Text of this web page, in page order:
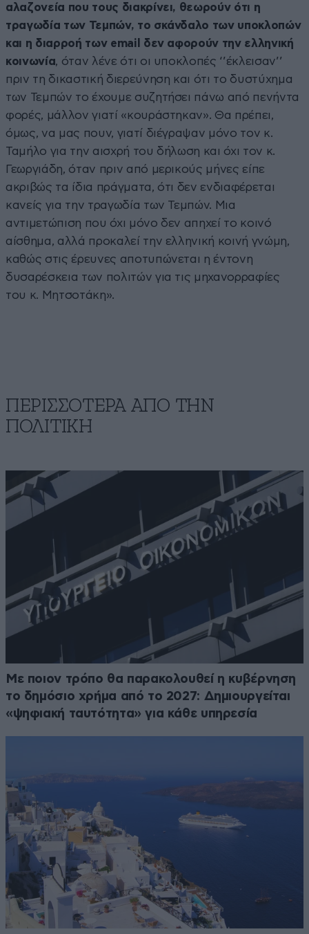
αλαζονεία που τους διακρίνει, θεωρούν ότι η
τραγωδία των Τεμπών, το σκάνδαλο των υποκλοπών
και η διαρροή των email δεν αφορούν την ελληνική
κοινωνία, όταν λένε ότι οι υποκλοπές ‘’έκλεισαν’’
πριν τη δικαστική διερεύνηση και ότι το δυστύχημα
των Τεμπών το έχουμε συζητήσει πάνω από πενήντα
φορές, μάλλον γιατί «κουράστηκαν». Θα πρέπει,
όμως, να μας πουν, γιατί διέγραψαν μόνο τον κ.
Ταμήλο για την αισχρή του δήλωση και όχι τον κ.
Γεωργιάδη, όταν πριν από μερικούς μήνες είπε
ακριβώς τα ίδια πράγματα, ότι δεν ενδιαφέρεται
κανείς για την τραγωδία των Τεμπών. Μια
αντιμετώπιση που όχι μόνο δεν απηχεί το κοινό
αίσθημα, αλλά προκαλεί την ελληνική κοινή γνώμη,
καθώς στις έρευνες αποτυπώνεται η έντονη
δυσαρέσκεια των πολιτών για τις μηχανορραφίες
του κ. Μητσοτάκη».
ΠΕΡΙΣΣΟΤΕΡΑ ΑΠΟ ΤΗΝ
ΠΟΛΙΤΙΚΗ
Με ποιον τρόπο θα παρακολουθεί η κυβέρνηση
το δημόσιο χρήμα από το 2027: Δημιουργείται
«ψηφιακή ταυτότητα» για κάθε υπηρεσία